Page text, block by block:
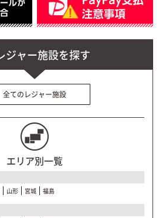
全てのレジャー施設
エリア別一覧
山形 宮城 福島